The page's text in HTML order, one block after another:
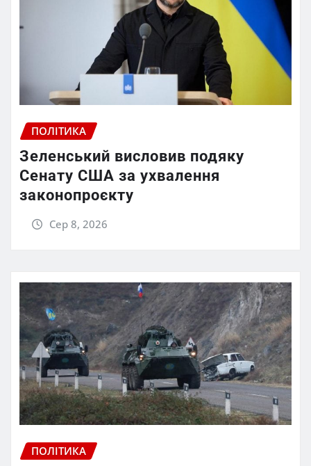
ПОЛІТИКА
Зеленський висловив подяку
Сенату США за ухвалення
законопроєкту
Сер 8, 2026
ПОЛІТИКА